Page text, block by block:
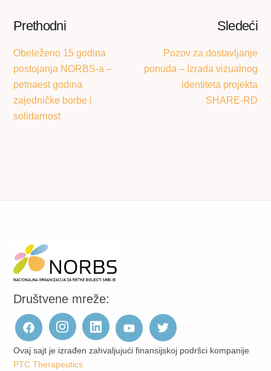
Prethodni
Obeleženo 15 godina
postojanja NORBS-a –
petnaest godina
zajedničke borbe i
solidarnost
Sledeći
Pozov za dostavljanje
ponuda – Izrada vizualnog
identiteta projekta
SHARE-RD
Društvene mreže:
Ovaj sajt je izrađen zahvaljujući finansijskoj podršci kompanije
PTC Therapeutics